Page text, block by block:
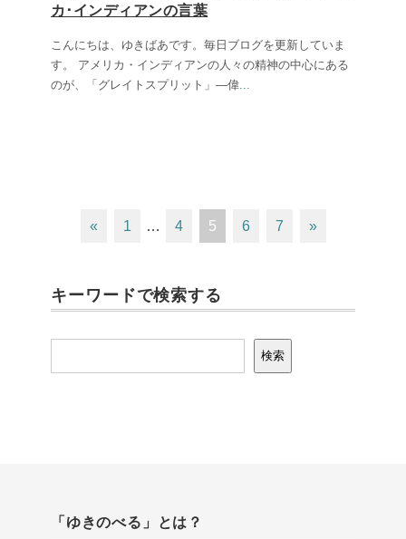
カ･インディアンの言葉
こんにちは、ゆきばあです。毎日ブログを更新していま
す。 アメリカ・インディアンの人々の精神の中心にある
のが、「グレイトスプリット」―偉...
« 1 … 4 5 6 7 »
キーワードで検索する
検索
「ゆきのべる」とは？